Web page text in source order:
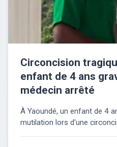
Circoncision
enfant de 4 ans
médecin arrêté
À Yaoundé, un enfant de 4
mutilation lors d'une